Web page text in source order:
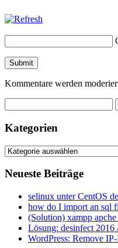
Kommentare werden
Kategorien
Kategorien
Neueste Beiträge
selinux unter CentOS
how do I import an sql
(Solution) xampp
Lösung: desinfect
WordPress: Remove